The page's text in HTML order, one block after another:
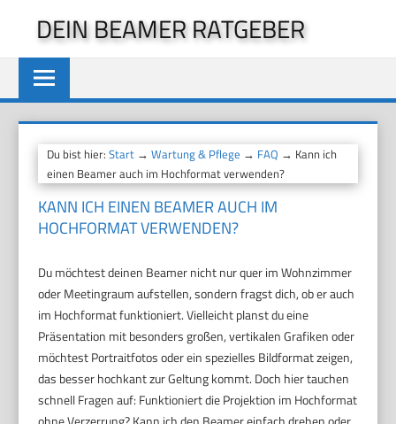
springen
DEIN BEAMER RATGEBER
Du bist hier:Start →Wartung & Pflege → FAQ → Kann ich
einen Beamer auch im Hochformat verwenden?
KANN ICH EINEN BEAMER AUCH IM
HOCHFORMAT VERWENDEN?
Du möchtest deinen Beamer nicht nur quer im Wohnzimmer
oder Meetingraum aufstellen, sondern fragst dich, ob er auch
im Hochformat funktioniert. Vielleicht planst du eine
Präsentation mit besonders großen, vertikalen Grafiken oder
möchtest Portraitfotos oder ein spezielles Bildformat zeigen,
das besser hochkant zur Geltung kommt. Doch hier tauchen
schnell Fragen auf: Funktioniert die Projektion im Hochformat